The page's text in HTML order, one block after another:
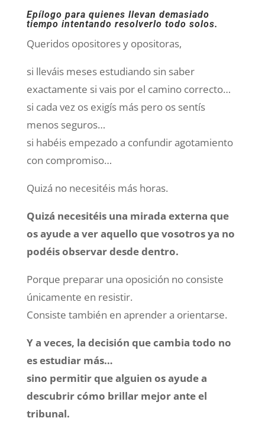
Epílogo para quienes llevan demasiado
tiempo intentando resolverlo todo solos.
Queridos opositores y opositoras,
si lleváis meses estudiando sin saber
exactamente si vais por el camino correcto…
si cada vez os exigís más pero os sentís
menos seguros…
si habéis empezado a confundir agotamiento
con compromiso…
Quizá no necesitéis más horas.
Quizá necesitéis una mirada externa que
os ayude a ver aquello que vosotros ya no
podéis observar desde dentro.
Porque preparar una oposición no consiste
únicamente en resistir.
Consiste también en aprender a orientarse.
Y a veces, la decisión que cambia todo no
es estudiar más…
sino permitir que alguien os ayude a
descubrir cómo brillar mejor ante el
tribunal.